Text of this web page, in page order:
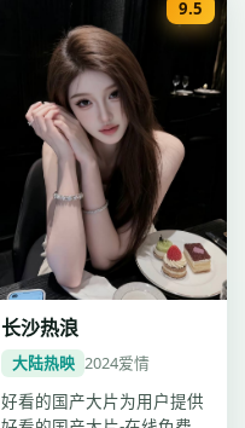
9.5
长沙热浪
大陆热映 2024爱情
好看的国产大片为用户提供